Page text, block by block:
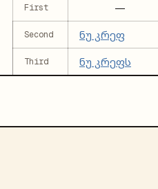
First —
Second ნუ კრეფ
Third ნუ კრეფს